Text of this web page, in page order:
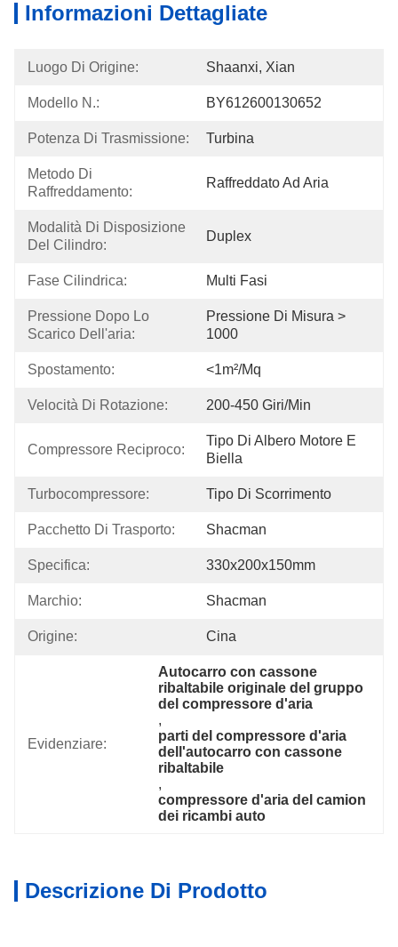
Informazioni Dettagliate
Luogo Di Origine: Shaanxi, Xian
Modello N.: BY612600130652
Potenza Di Trasmissione: Turbina
Metodo Di
Raffreddamento:
Raffreddato Ad Aria
Modalità Di Disposizione
Del Cilindro:
Duplex
Fase Cilindrica: Multi Fasi
Pressione Dopo Lo
Scarico Dell'aria:
Pressione Di Misura >
1000
Spostamento: <1m²/mq
Velocità Di Rotazione: 200-450 Giri/min
Compressore Reciproco:
Tipo Di Albero Motore E
Biella
Turbocompressore: Tipo Di Scorrimento
Pacchetto Di Trasporto: Shacman
Specifica: 330x200x150mm
Marchio: Shacman
Origine: Cina
Evidenziare:
Autocarro con cassone
ribaltabile originale del gruppo
del compressore d'aria
,
parti del compressore d'aria
dell'autocarro con cassone
ribaltabile
,
compressore d'aria del camion
dei ricambi auto
Descrizione Di Prodotto